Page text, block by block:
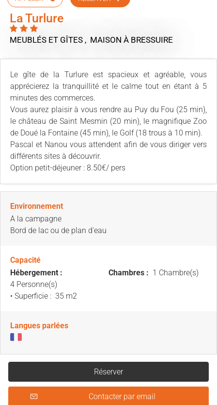
La Turlure
MEUBLÉS ET GÎTES , MAISON À BRESSUIRE
Le gîte de la Turlure est spacieux et agréable, vous
apprécierez la tranquillité et le calme tout en étant à 5
minutes des commerces.
Vous aurez plaisir à vous rendre au Puy du Fou (25 min),
le château de Saint Mesmin (20 min), le magnifique Zoo
de Doué la Fontaine (45 min), le Golf (18 trous à 10 min).
Pascal et Nanou vous attendent afin de vous diriger vers
différents sites à découvrir.
Option petit-déjeuner : 8.50€/ pers
Environnement
A la campagne
Bord de lac ou de plan d'eau
Capacité
Hébergement :
4 Personne(s)
• Superficie : 35 m2
Chambres : 1 Chambre(s)
Langues parlées
Réserver
Contacter par email